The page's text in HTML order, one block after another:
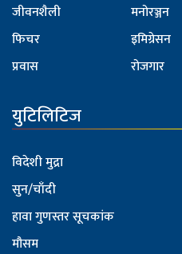
जीवनशैली
फिचर
प्रवास
मनोरञ्जन
इमिग्रेसन
रोजगार
युटिलिटिज
विदेशी मुद्रा
सुन/चाँदी
हावा गुणस्तर सूचकांक
मौसम